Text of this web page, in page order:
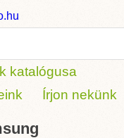
katalógusa
Írjon nekünk